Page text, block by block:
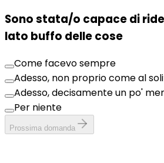
Sono stata/o capace di
lato buffo delle cose
Come facevo sempre
Adesso, non proprio come al
Adesso, decisamente un po'
Per niente
Prossima domanda